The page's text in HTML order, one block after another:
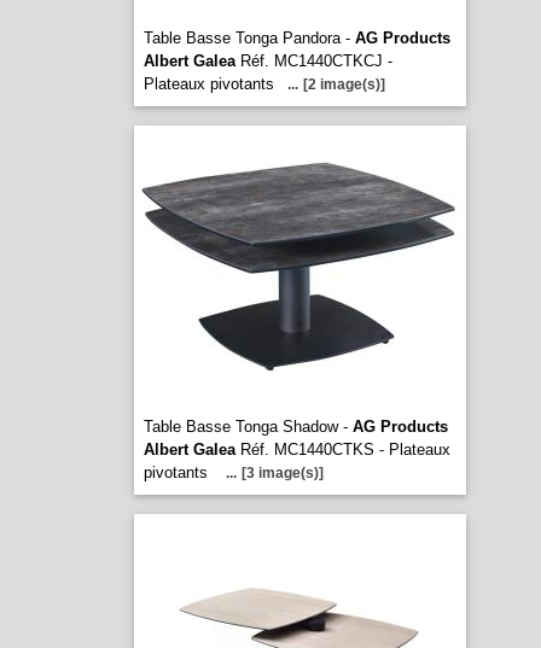
Table Basse Tonga Pandora - AG Products
Albert GaleaRéf. MC1440CTKCJ -
Plateaux pivotants
... [2 image(s)]
Table Basse Tonga Shadow - AG Products
Albert GaleaRéf. MC1440CTKS - Plateaux
pivotants
... [3 image(s)]